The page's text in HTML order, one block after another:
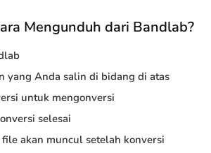
Mengunduh dari Bandlab?
yang Anda salin di bidang di atas
untuk mengonversi
selesai
akan muncul setelah konversi